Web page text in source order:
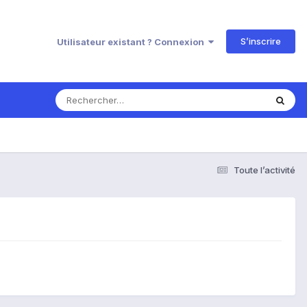
Utilisateur existant ? Connexion S’inscrire
Toute l’activité